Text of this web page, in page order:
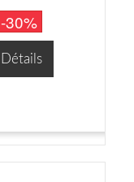
-30%
Détails